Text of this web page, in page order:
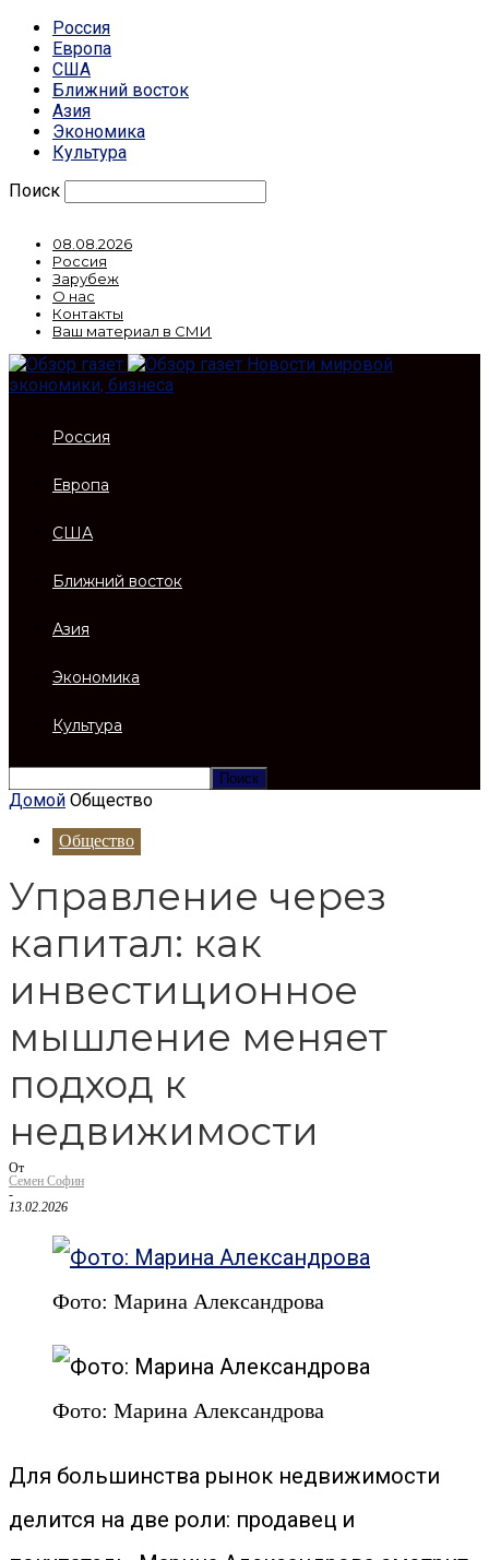
Россия
Европа
США
Ближний восток
Азия
Экономика
Культура
Поиск
08.08.2026
Россия
Зарубеж
О нас
Контакты
Ваш материал в СМИ
Новости мировой
экономики, бизнеса
Россия
Европа
США
Ближний восток
Азия
Экономика
Культура
Домой Общество
Общество
Управление через
капитал: как
инвестиционное
мышление меняет
подход к
недвижимости
От
Семен Софин
-
13.02.2026
Фото: Марина Александрова
Фото: Марина Александрова
Для большинства рынок недвижимости
делится на две роли: продавец и